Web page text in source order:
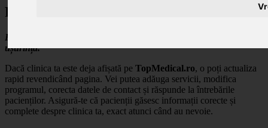
Revendică clinică
Revendică profilul clinicii tale și gestionează-ți prezența online cu
ușurință.
Dacă clinica ta este deja afișată pe TopMedical.ro, o poți actualiza
rapid revendicând pagina. Vei putea adăuga servicii, modifica
programul, corecta datele de contact și răspunde la întrebările
pacienților. Asigură-te că pacienții găsesc informații corecte și
complete despre clinica ta, exact atunci când au nevoie.